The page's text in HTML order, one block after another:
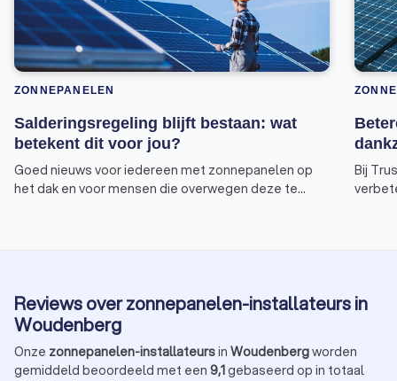
ZONNEPANELEN
Salderingsregeling blijft bestaan: wat
betekent dit voor jou?
Goed nieuws voor iedereen met zonnepanelen op
het dak en voor mensen die overwegen deze te
Bij
leidt
Reviews over zonnepanelen-installateurs in
Woudenberg
Onze zonnepanelen-installateursin Woudenbergworden
gemiddeld beoordeeld met een 9,1gebaseerd op in totaal